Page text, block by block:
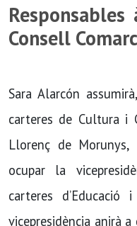
Consell
Sara Alarcón
carteres de Cultura i
Llorenç de Morunys,
ocupar la
carteres
vicepresidència anirà